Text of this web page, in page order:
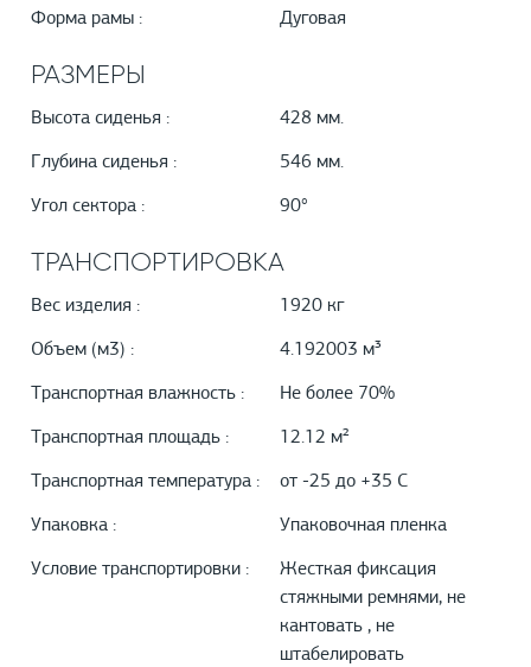
Форма рамы : Дуговая
РАЗМЕРЫ
Высота сиденья : 428 мм.
Глубина сиденья : 546 мм.
Угол сектора : 90°
ТРАНСПОРТИРОВКА
Вес изделия : 1920 кг
Объем (м3) : 4.192003 м³
Транспортная влажность : Не более 70%
Транспортная площадь : 12.12 м²
Транспортная температура : от -25 до +35 С
Упаковка : Упаковочная пленка
Условие транспортировки :
Жесткая фиксация
стяжными ремнями, не
кантовать , не
штабелировать